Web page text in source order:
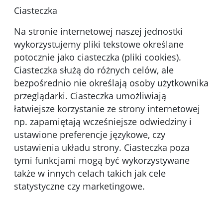
Ciasteczka
Na stronie internetowej naszej jednostki
wykorzystujemy pliki tekstowe określane
potocznie jako ciasteczka (pliki cookies).
Ciasteczka służą do różnych celów, ale
bezpośrednio nie określają osoby użytkownika
przeglądarki. Ciasteczka umożliwiają
łatwiejsze korzystanie ze strony internetowej
np. zapamiętają wcześniejsze odwiedziny i
ustawione preferencje językowe, czy
ustawienia układu strony. Ciasteczka poza
tymi funkcjami mogą być wykorzystywane
także w innych celach takich jak cele
statystyczne czy marketingowe.